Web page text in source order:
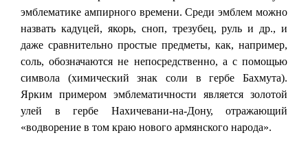
эмблематике ампирного времени. Среди эмблем можно
назвать кадуцей, якорь, сноп, трезубец, руль и др., и
даже сравнительно простые предметы, как, например,
соль, обозначаются не непосредственно, а с помощью
символа (химический знак соли в гербе Бахмута).
Ярким примером эмблематичности является золотой
улей в гербе Нахичевани-на-Дону, отражающий
«водворение в том краю нового армянского народа».